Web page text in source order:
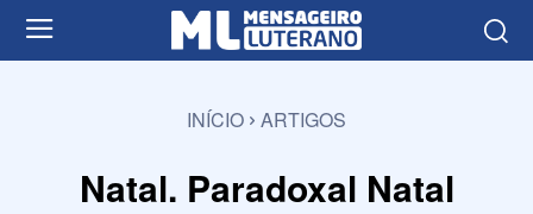
INÍCIO ARTIGOS
Natal. Paradoxal Natal